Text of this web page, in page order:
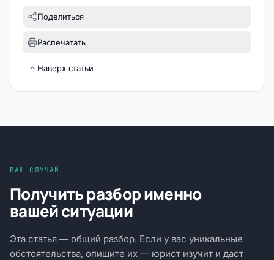
Поделиться
Распечатать
Наверх статьи
ВАШ СЛУЧАЙ
Получить разбор именно
вашей ситуации
Эта статья — общий разбор. Если у вас уникальные
обстоятельства, опишите их — юрист изучит и даст